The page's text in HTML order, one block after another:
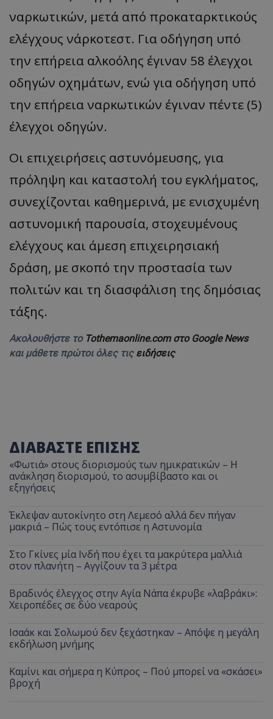
ναρκωτικών, μετά από προκαταρκτικούς
ελέγχους νάρκοτεστ. Για οδήγηση υπό
την επήρεια αλκοόλης έγιναν 58 έλεγχοι
οδηγών οχημάτων, ενώ για οδήγηση υπό
την επήρεια ναρκωτικών έγιναν πέντε (5)
έλεγχοι οδηγών.
Οι επιχειρήσεις αστυνόμευσης, για
πρόληψη και καταστολή του εγκλήματος,
συνεχίζονται καθημερινά, με ενισχυμένη
αστυνομική παρουσία, στοχευμένους
ελέγχους και άμεση επιχειρησιακή
δράση, με σκοπό την προστασία των
πολιτών και τη διασφάλιση της δημόσιας
τάξης.
Ακολουθήστε το Tothemaonline.com στο Google News
και μάθετε πρώτοι όλες τις ειδήσεις
ΔΙΑΒΑΣΤΕ ΕΠΙΣΗΣ
«Φωτιά» στους διορισμούς των ημικρατικών – Η
ανάκληση διορισμού, το ασυμβίβαστο και οι
εξηγήσεις
Έκλεψαν αυτοκίνητο στη Λεμεσό αλλά δεν πήγαν
μακριά – Πώς τους εντόπισε η Αστυνομία
Στο Γκίνες μία Ινδή που έχει τα μακρύτερα μαλλιά
στον πλανήτη – Αγγίζουν τα 3 μέτρα
Βραδινός έλεγχος στην Αγία Νάπα έκρυβε «λαβράκι»:
Χειροπέδες σε δύο νεαρούς
Ισαάκ και Σολωμού δεν ξεχάστηκαν – Απόψε η μεγάλη
εκδήλωση μνήμης
Καμίνι και σήμερα η Κύπρος – Πού μπορεί να «σκάσει»
βροχή